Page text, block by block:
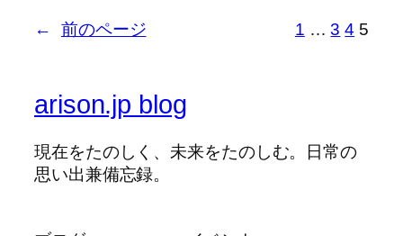
← 前のページ 1 … 3 4 5
arison.jp blog
現在をたのしく、未来をたのしむ。日常の
思い出兼備忘録。